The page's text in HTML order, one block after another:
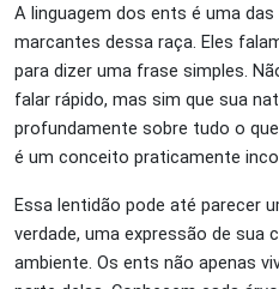
A linguagem dos ents é uma
marcantes dessa raça. Eles
para dizer uma frase simples.
falar rápido, mas sim que sua
profundamente sobre tudo o
é um conceito praticamente
Essa lentidão pode até parecer
verdade, uma expressão de sua
ambiente. Os ents não apenas